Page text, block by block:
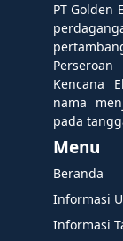
PT Golden
Kencana
nama
pada
Menu
Beranda
Informasi
Informasi